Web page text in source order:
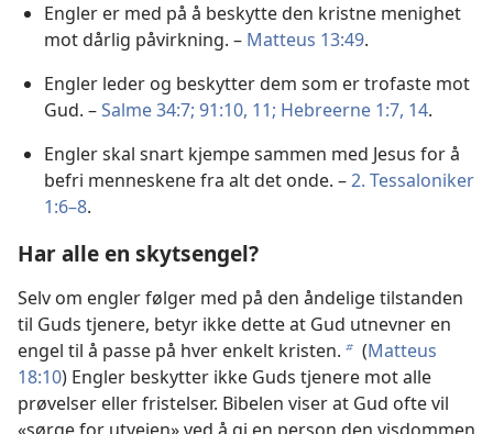
Engler er med på å beskytte den kristne menighet
mot dårlig påvirkning. – Matteus 13:49.
Engler leder og beskytter dem som er trofaste mot
Gud. –Salme 34:7; 91:10, 11; Hebreerne 1:7, 14.
Engler skal snart kjempe sammen med Jesus for å
befri menneskene fra alt det onde. –2. Tessaloniker
1:6–8.
Har alle en skytsengel?
Selv om engler følger med på den åndelige tilstanden
til Guds tjenere, betyr ikke dette at Gud utnevner en
engel til å passe på hver enkelt kristen. b (Matteus
18:10) Engler beskytter ikke Guds tjenere mot alle
prøvelser eller fristelser. Bibelen viser at Gud ofte vil